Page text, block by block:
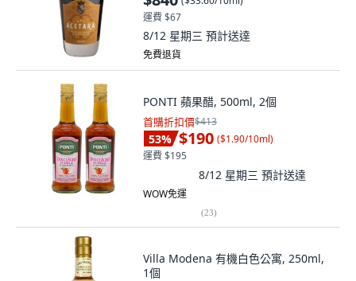
運費 $67
8/12 星期三 預計送達
免費退貨
PONTI 蘋果醋, 500ml, 2個
首購折扣價$413
53% $190 ($1.90/10ml)
運費 $195
8/12 星期三 預計送達
WOW免運
(23)
Villa Modena 有機白色公寓, 250ml,
1個